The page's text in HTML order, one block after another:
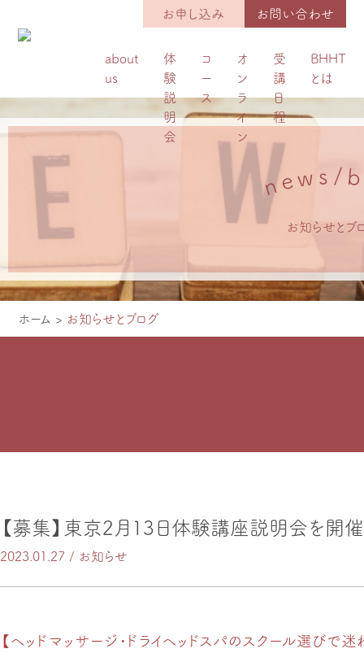
about
us
体
験
説
明
会
コ
ー
ス
オ
ン
ラ
イ
ン
受
講
日
程
BHHT
とは
お申し込み お問い合わせ
new s / b
お知らせとブ
ホーム > お知らせとブログ
【募集】東京2月13日体験講座説明会を開催
2023.01.27 / お知らせ
【ヘッドマッサージ・ドライヘッドスパのスクール選びで